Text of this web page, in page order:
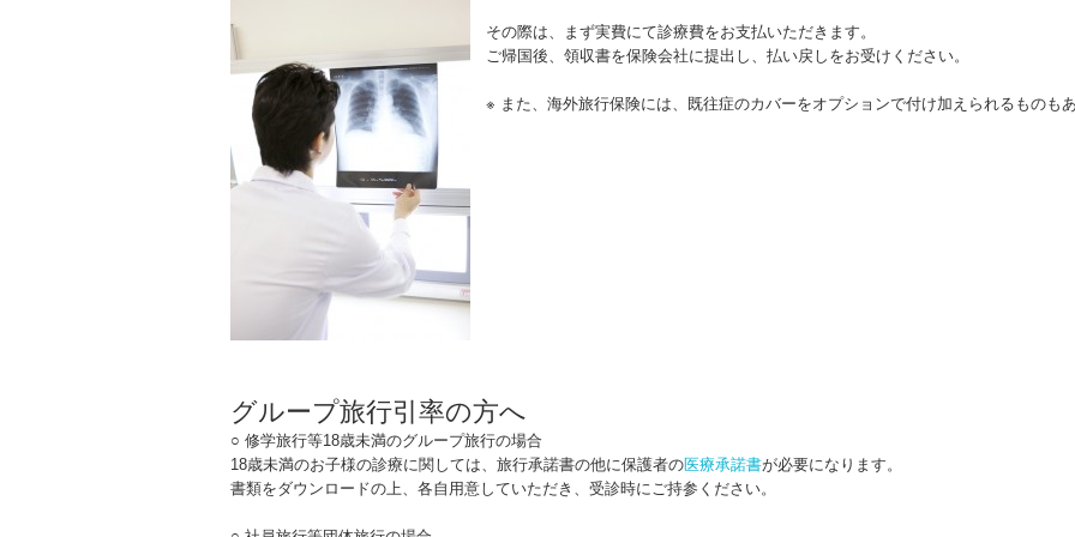
その際は、まず実費にて診療費をお支払いただきます。
ご帰国後、領収書を保険会社に提出し、払い戻しをお受けください。
※ また、海外旅行保険には、既往症のカバーをオプションで付け加えられるものもあ
グループ旅行引率の方へ
○ 修学旅行等18歳未満のグループ旅行の場合
18歳未満のお子様の診療に関しては、旅行承諾書の他に保護者の医療承諾書が必要になります。
書類をダウンロードの上、各自用意していただき、受診時にご持参ください。